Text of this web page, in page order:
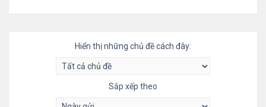
Hiển thị những chủ đề cách đây:
Sắp xếp theo